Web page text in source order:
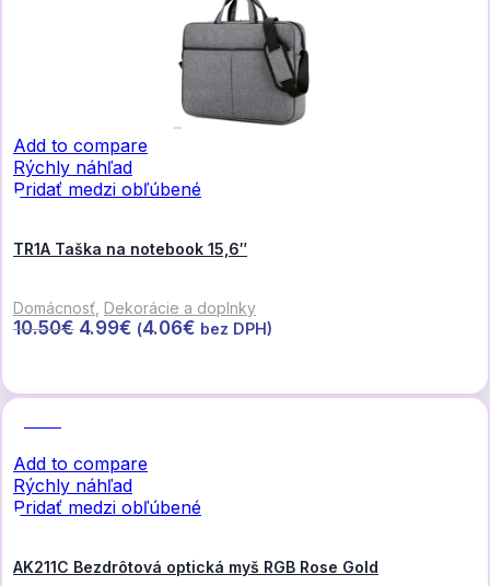
Add to compare
Rýchly náhľad
Pridať medzi obľúbené
TR1A Taška na notebook 15,6″
Domácnosť Dekorácie a doplnky
10.50€ Pôvodná
10.50€.
4.99€ Aktuálna
4.99€.
(4.06€ bez DPH)
Add to compare
Rýchly náhľad
Pridať medzi obľúbené
AK211C Bezdrôtová optická myš RGB Rose Gold